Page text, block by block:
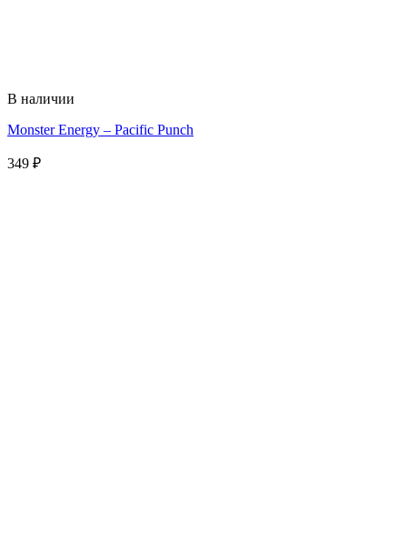
В наличии
Monster Energy – Pacific Punch
349 ₽